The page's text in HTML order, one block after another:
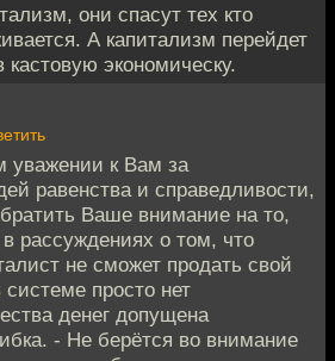
они спасут тех кто
А капитализм перейдет
кастовую экономическу.
уважении к Вам за
равенства и справедливости,
Ваше внимание на то,
рассуждениях о том, что
не сможет продать свой
просто нет
денег допущена
- Не берётся во внимание